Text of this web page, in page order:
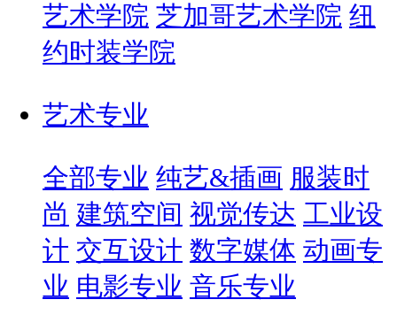
艺术学院 芝加哥艺术学院 纽
约时装学院
艺术专业
全部专业 纯艺&插画 服装时
尚 建筑空间 视觉传达 工业设
计 交互设计 数字媒体 动画专
业 电影专业 音乐专业